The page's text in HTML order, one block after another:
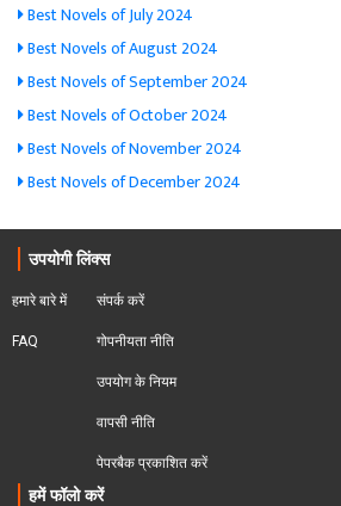
Best Novels of July 2024
Best Novels of August 2024
Best Novels of September 2024
Best Novels of October 2024
Best Novels of November 2024
Best Novels of December 2024
उपयोगी लिंक्स
हमारे बारे में
FAQ
संपर्क करें
गोपनीयता नीति
उपयोग के नियम
वापसी नीति
पेपरबैक प्रकाशित करें
हमें फॉलो करें